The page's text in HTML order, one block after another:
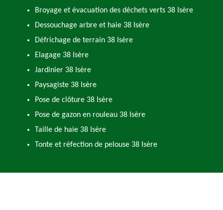
Broyage et évacuation des déchets verts 38 Isère
Dessouchage arbre et haie 38 Isère
Défrichage de terrain 38 Isère
Elagage 38 Isère
Jardinier 38 Isère
Paysagiste 38 Isère
Pose de clôture 38 Isère
Pose de gazon en rouleau 38 Isère
Taille de haie 38 Isère
Tonte et réfection de pelouse 38 Isère